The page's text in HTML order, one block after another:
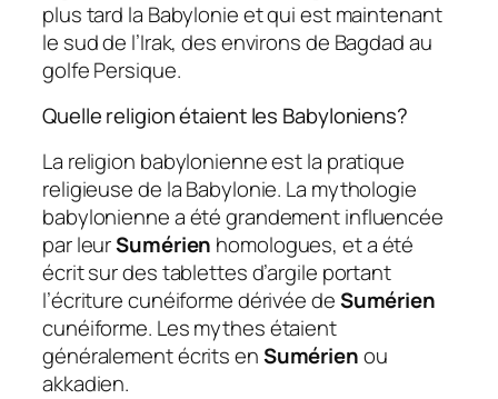
plus tard la Babylonie et qui est maintenant
le sud de l’Irak, des environs de Bagdad au
golfe Persique.
Quelle religion étaient les Babyloniens?
La religion babylonienne est la pratique
religieuse de la Babylonie. La mythologie
babylonienne a été grandement influencée
par leurSumérien homologues, et a été
écrit sur des tablettes d’argile portant
l’écriture cunéiforme dérivée deSumérien
cunéiforme. Les mythes étaient
généralement écrits enSumérienou
akkadien.